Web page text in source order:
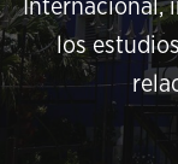
Internacional,
los